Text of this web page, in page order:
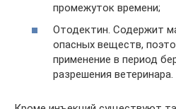
промежуток времени;
Отодектин. Содержит
опасных веществ,
применение в период
разрешения ветеринара.